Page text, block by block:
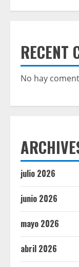
RECENT
No hay
julio 2026
junio 2026
mayo 2026
abril 2026